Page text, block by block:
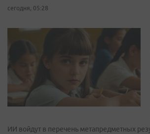
сегодня, 05:28
ИИ войдут в перечень метапредметных